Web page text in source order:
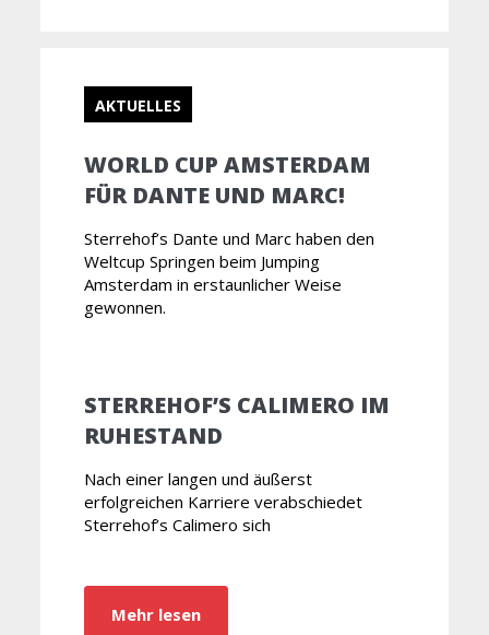
AKTUELLES
WORLD CUP AMSTERDAM
FÜR DANTE UND MARC!
Sterrehof’s Dante und Marc haben den
Weltcup Springen beim Jumping
Amsterdam in erstaunlicher Weise
gewonnen.
STERREHOF’S CALIMERO IM
RUHESTAND
Nach einer langen und äußerst
erfolgreichen Karriere verabschiedet
Sterrehof’s Calimero sich
Mehr lesen